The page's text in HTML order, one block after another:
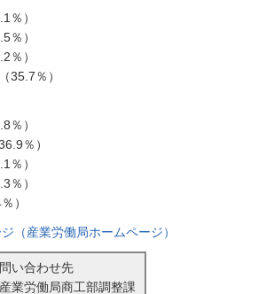
％）
％）
％）
35.7％）
％）
％）
％）
％）
）
（産業労働局ホームページ）
問い合わせ先
産業労働局商工部調整課